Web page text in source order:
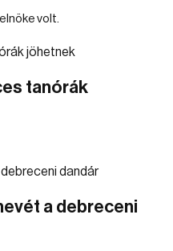
volt.
tanórák
a debreceni